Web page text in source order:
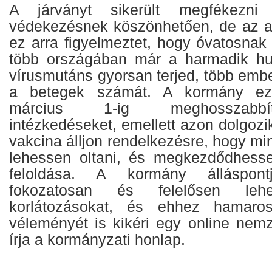
A járványt sikerült megfékezni
védekezésnek köszönhetően, de az
ez arra figyelmeztet, hogy
több országában már a harmadik
vírusmutáns gyorsan terjed, több
a betegek számát. A kormány
március 1-ig
intézkedéseket, emellett azon
vakcina álljon rendelkezésre, hogy
lehessen oltani, és
feloldása. A kormány
fokozatosan és felelősen
korlátozásokat, és ehhez
véleményét is kikéri egy online
írja a kormányzati honlap.